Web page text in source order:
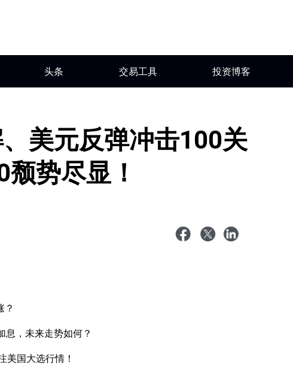
头条 交易工具 投资博客
美元反弹冲击100关
势尽显！
？
息，未来走势如何？
美国大选行情！